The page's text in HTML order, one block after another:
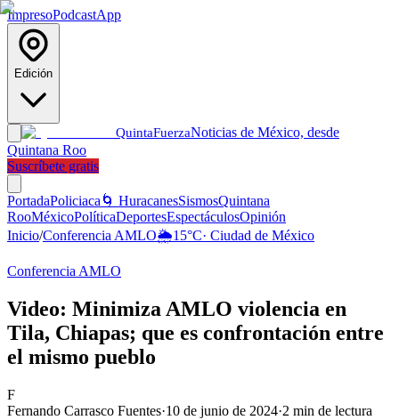
ImpresoPodcastApp
Edición
QuintaFuerzaNoticias de México, desde
Quintana Roo
Suscríbete gratis
PortadaPoliciaca 🌀 HuracanesSismosQuintana
RooMéxicoPolíticaDeportesEspectáculosOpinión
Inicio/Conferencia AMLO🌦️15°C· Ciudad de México
Conferencia AMLO
Video: Minimiza AMLO violencia en
Tila, Chiapas; que es confrontación entre
el mismo pueblo
F
Fernando Carrasco Fuentes·10 de junio de 2024·2 min de lectura